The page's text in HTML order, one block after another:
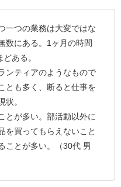
一つの業務は大変ではな
数にある。1ヶ月の時間
ある。
ンティアのようなもので
とも多く、断ると仕事を
状。
とが多い。部活動以外に
を買ってもらえないこと
ことが多い。（30代 男